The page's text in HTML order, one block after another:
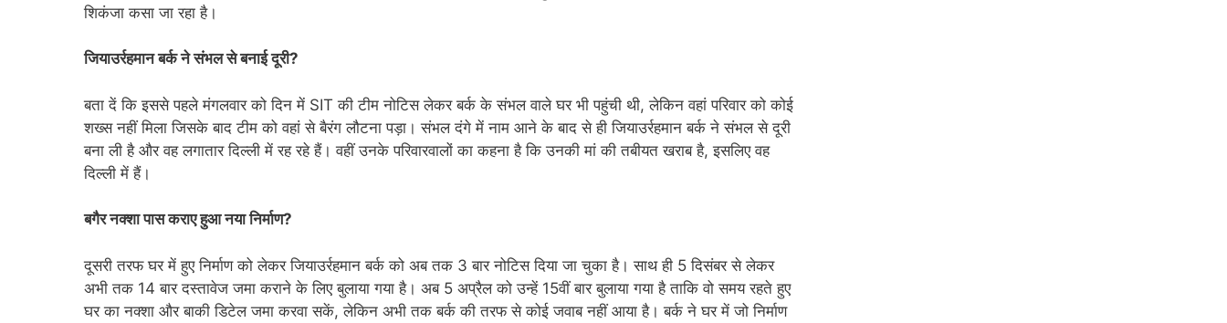
शिकंजा कसा जा रहा है।
जियाउर्रहमान बर्क ने संभल से बनाई दूरी?
बता दें कि इससे पहले मंगलवार को दिन में SIT की टीम नोटिस लेकर बर्क के संभल वाले घर भी पहुंची थी, लेकिन वहां परिवार को कोई
शख्स नहीं मिला जिसके बाद टीम को वहां से बैरंग लौटना पड़ा। संभल दंगे में नाम आने के बाद से ही जियाउर्रहमान बर्क ने संभल से दूरी
बना ली है और वह लगातार दिल्ली में रह रहे हैं। वहीं उनके परिवारवालों का कहना है कि उनकी मां की तबीयत खराब है, इसलिए वह
दिल्ली में हैं।
बगैर नक्शा पास कराए हुआ नया निर्माण?
दूसरी तरफ घर में हुए निर्माण को लेकर जियाउर्रहमान बर्क को अब तक 3 बार नोटिस दिया जा चुका है। साथ ही 5 दिसंबर से लेकर
अभी तक 14 बार दस्तावेज जमा कराने के लिए बुलाया गया है। अब 5 अप्रैल को उन्हें 15वीं बार बुलाया गया है ताकि वो समय रहते हुए
घर का नक्शा और बाकी डिटेल जमा करवा सकें, लेकिन अभी तक बर्क की तरफ से कोई जवाब नहीं आया है। बर्क ने घर में जो निर्माण